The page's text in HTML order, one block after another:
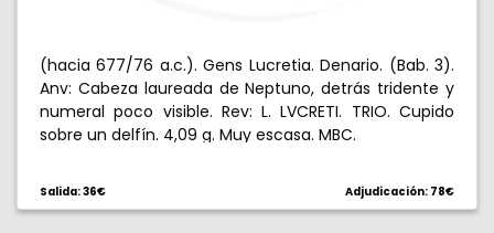
(hacia 677/76 a.c.). Gens Lucretia. Denario. (Bab. 3).
Anv: Cabeza laureada de Neptuno, detrás tridente y
numeral poco visible. Rev: L. LVCRETI. TRIO. Cupido
sobre un delfín. 4,09 g. Muy escasa. MBC.
Salida: 36€ Adjudicación: 78€